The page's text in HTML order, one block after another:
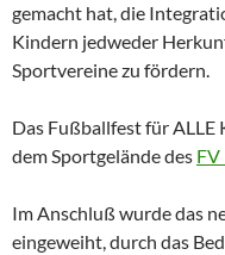
gemacht hat, die
Kindern jedweder
Sportvereine zu fördern.
Das Fußballfest für ALLE
dem Sportgelände des FV
Im Anschluß wurde das
eingeweiht, durch das